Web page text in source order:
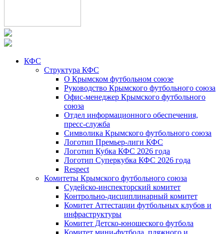
КФС
Структура КФС
О Крымском футбольном союзе
Руководство Крымского футбольного союза
Офис-менеджер Крымского футбольного
союза
Отдел информационного обеспечения,
пресс-служба
Символика Крымского футбольного союза
Логотип Премьер-лиги КФС
Логотип Кубка КФС 2026 года
Логотип Суперкубка КФС 2026 года
Respect
Комитеты Крымского футбольного союза
Судейско-инспекторский комитет
Контрольно-дисциплинарный комитет
Комитет Аттестации футбольных клубов и
инфраструктуры
Комитет Детско-юношеского футбола
Комитет мини-футбола, пляжного и